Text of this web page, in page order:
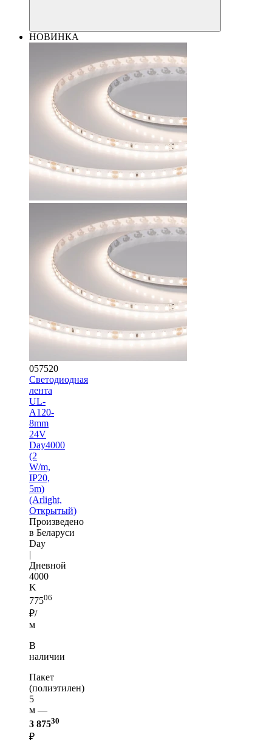
НОВИНКА
057520
Светодиодная
лента
UL-
A120-
8mm
24V
Day4000
(2
W/m,
IP20,
5m)
(Arlight,
Открытый)
Произведено
в Беларуси
Day
|
Дневной
4000
K
77506
₽/
м
В
наличии
Пакет
(полиэтилен)
5
м —
3 87530
₽